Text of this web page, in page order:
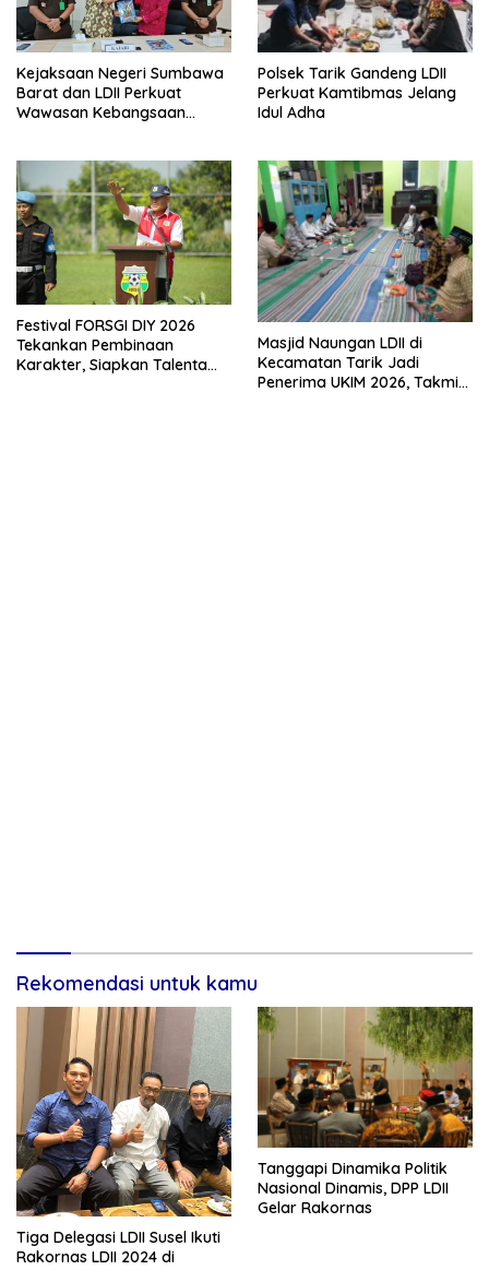
Kejaksaan Negeri Sumbawa
Barat dan LDII Perkuat
Wawasan Kebangsaan
Polsek Tarik Gandeng LDII
Perkuat Kamtibmas Jelang
Idul Adha
Festival FORSGI DIY 2026
Tekankan Pembinaan
Karakter, Siapkan Talenta
Masjid Naungan LDII di
Kecamatan Tarik Jadi
Penerima UKIM 2026, Takmir
Rekomendasi untuk kamu
Tiga Delegasi LDII Susel Ikuti
Rakornas LDII 2024 di
Tanggapi Dinamika Politik
Nasional Dinamis, DPP LDII
Gelar Rakornas